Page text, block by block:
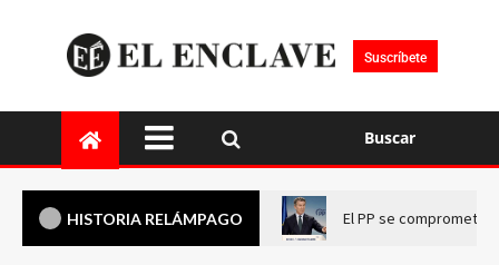
Suscríbete
Buscar
HISTORIA RELÁMPAGO El PP se compromete